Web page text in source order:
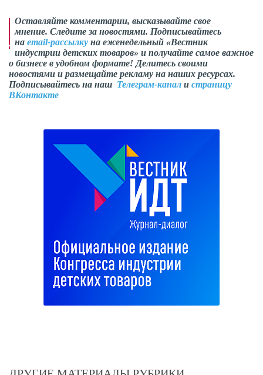
Оставляйте комментарии, высказывайте свое
мнение. Следите за новостями. Подписывайтесь
на email-рассылку на еженедельный «Вестник
индустрии детских товаров» и получайте самое важное
о бизнесе в удобном формате! Делитесь своими
новостями и размещайте рекламу на наших ресурсах.
Подписывайтесь на наш Телеграм-канал и страницу
ВКонтакте